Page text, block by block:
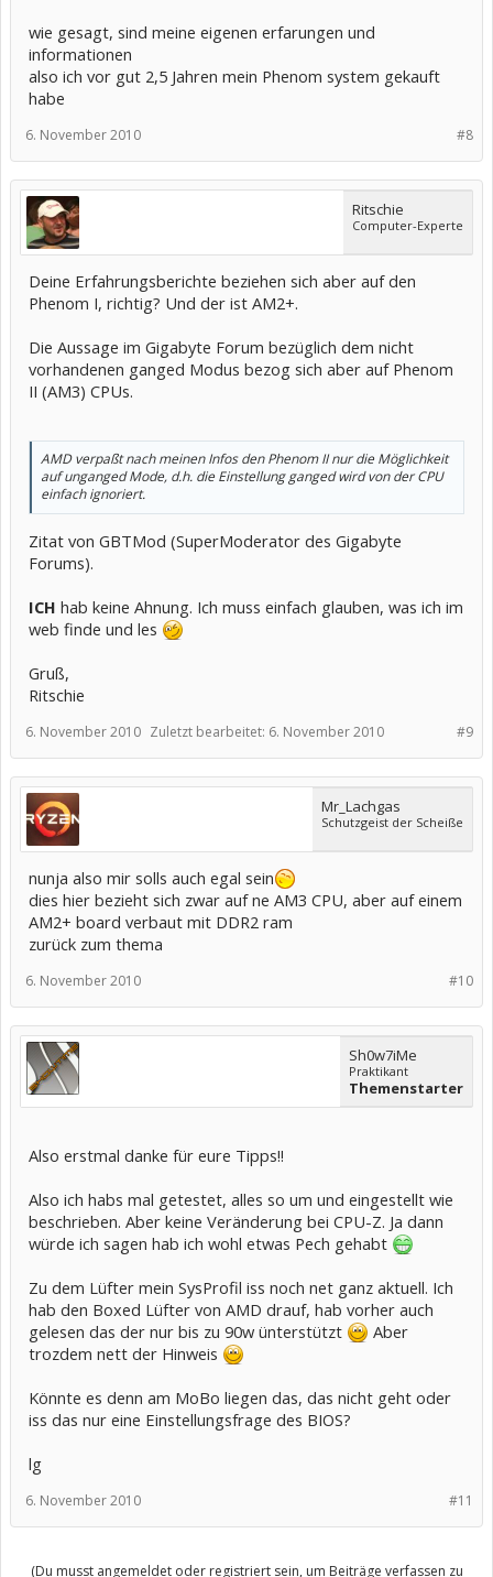
wie gesagt, sind meine eigenen erfarungen und
informationen
also ich vor gut 2,5 Jahren mein Phenom system gekauft
habe
#8
6. November 2010
Ritschie
Computer-Experte
Deine Erfahrungsberichte beziehen sich aber auf den
Phenom I, richtig? Und der ist AM2+.
Die Aussage im Gigabyte Forum bezüglich dem nicht
vorhandenen ganged Modus bezog sich aber auf Phenom
II (AM3) CPUs.
AMD verpaßt nach meinen Infos den Phenom II nur die Möglichkeit
auf unganged Mode, d.h. die Einstellung ganged wird von der CPU
einfach ignoriert.
Zitat von GBTMod (SuperModerator des Gigabyte
Forums).
ICH hab keine Ahnung. Ich muss einfach glauben, was ich im
web finde und les
Gruß,
Ritschie
#9
6. November 2010 Zuletzt bearbeitet: 6. November 2010
Mr_Lachgas
Schutzgeist der Scheiße
nunja also mir solls auch egal sein
dies hier bezieht sich zwar auf ne AM3 CPU, aber auf einem
AM2+ board verbaut mit DDR2 ram
zurück zum thema
#10
6. November 2010
Sh0w7iMe
Praktikant
Themenstarter
Also erstmal danke für eure Tipps!!
Also ich habs mal getestet, alles so um und eingestellt wie
beschrieben. Aber keine Veränderung bei CPU-Z. Ja dann
würde ich sagen hab ich wohl etwas Pech gehabt
Zu dem Lüfter mein SysProfil iss noch net ganz aktuell. Ich
hab den Boxed Lüfter von AMD drauf, hab vorher auch
gelesen das der nur bis zu 90w ünterstützt
Aber
trozdem nett der Hinweis
Könnte es denn am MoBo liegen das, das nicht geht oder
iss das nur eine Einstellungsfrage des BIOS?
lg
#11
6. November 2010
(Du musst angemeldet oder registriert sein, um Beiträge verfassen zu